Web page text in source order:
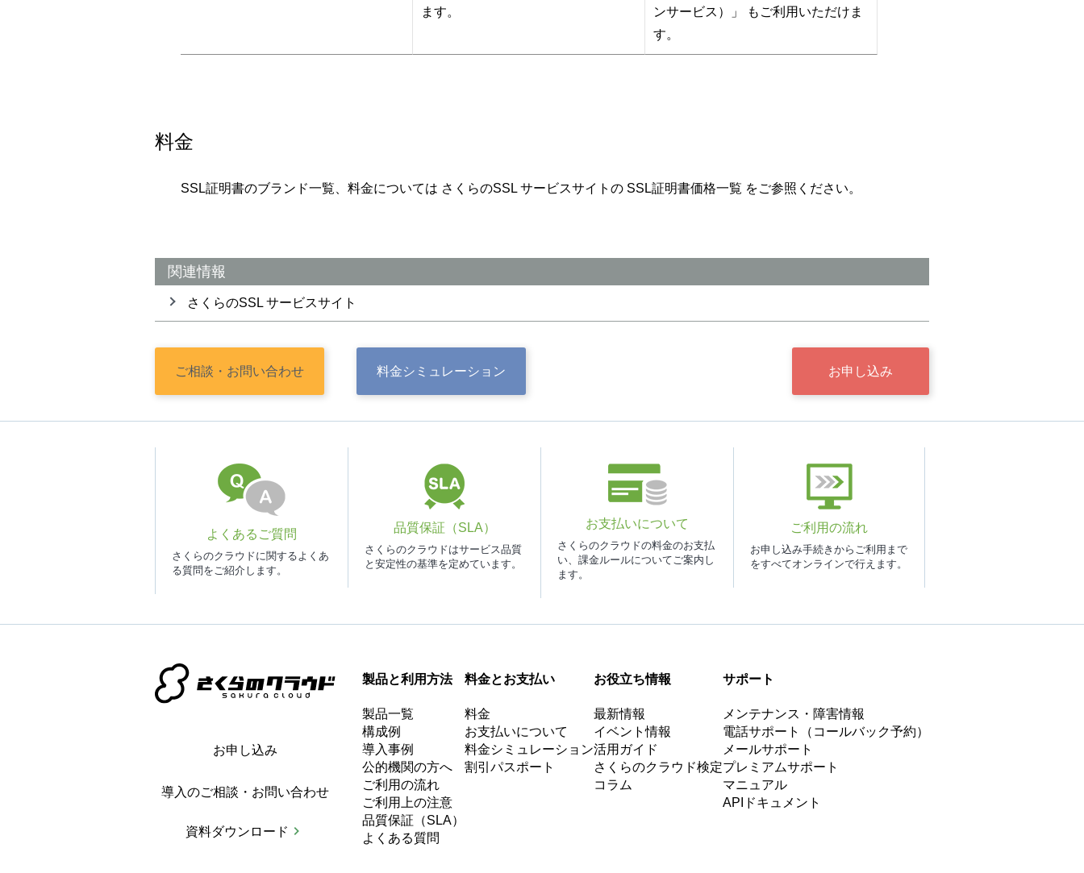
ます。
ンサービス）」
もご利用いただけま
す。
料金
SSL証明書のブランド一覧、料金については さくらのSSL サービスサイトの SSL証明書価格一覧 をご参照ください。
関連情報
さくらのSSL サービスサイト
お申し込み
ご相談・ お問い合わせ 料金シミュレーション
よくあるご質問
さくらのクラウドに関するよくあ
る質問をご紹介します。
品質保証（SLA）
さくらのクラウドはサービス品質
と安定性の基準を定めています。
お支払いについて
さくらのクラウドの料金のお支払
い、課金ルールについてご案内し
ます。
ご利用の流れ
お申し込み手続きからご利用まで
をすべてオンラインで行えます。
お申し込み
導入のご相談・お問い合わせ
資料ダウンロード
製品と利用方法
製品一覧
構成例
導入事例
公的機関の方へ
ご利用の流れ
ご利用上の注意
品質保証（SLA）
よくある質問
料金とお支払い
料金
お支払いについて
料金シミュレーション
割引パスポート
お役立ち情報
最新情報
イベント情報
活用ガイド
さくらのクラウド検定
コラム
サポート
メンテナンス・障害情報
電話サポート（コールバック予約）
メールサポート
プレミアムサポート
マニュアル
APIドキュメント